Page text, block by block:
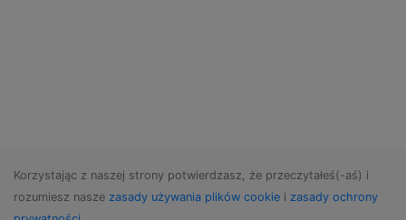
Korzystając z naszej strony potwierdzasz, że przeczytałeś(-aś) i
rozumiesz nasze zasady używania plików cookie i zasady ochrony